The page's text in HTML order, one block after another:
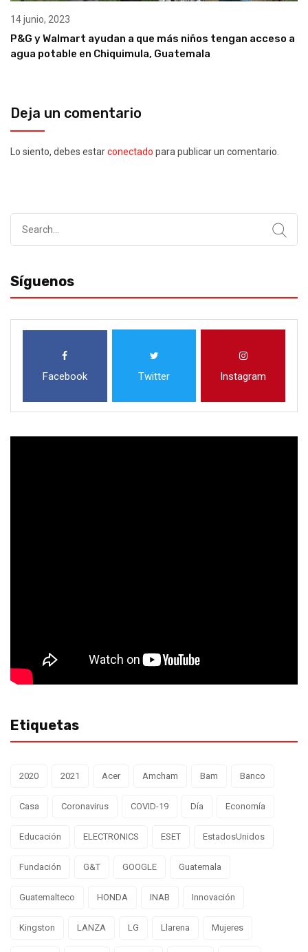
14 junio, 2023
P&G y Walmart ayudan a que más niños tengan acceso a
agua potable en Chiquimula, Guatemala
Deja un comentario
Lo siento, debes estarconectado para publicar un comentario.
Síguenos
Facebook Twitter Instagram
Etiquetas
2020 2021 Acer Amcham Bam Banco
Casa Coronavirus COVID-19 Día Economía
Educación ELECTRONICS ESET EstadosUnidos
Fundación G&T GOOGLE Guatemala
Guatemalteco HONDA INAB Innovación
Kingston LANZA LG Llarena Mujeres